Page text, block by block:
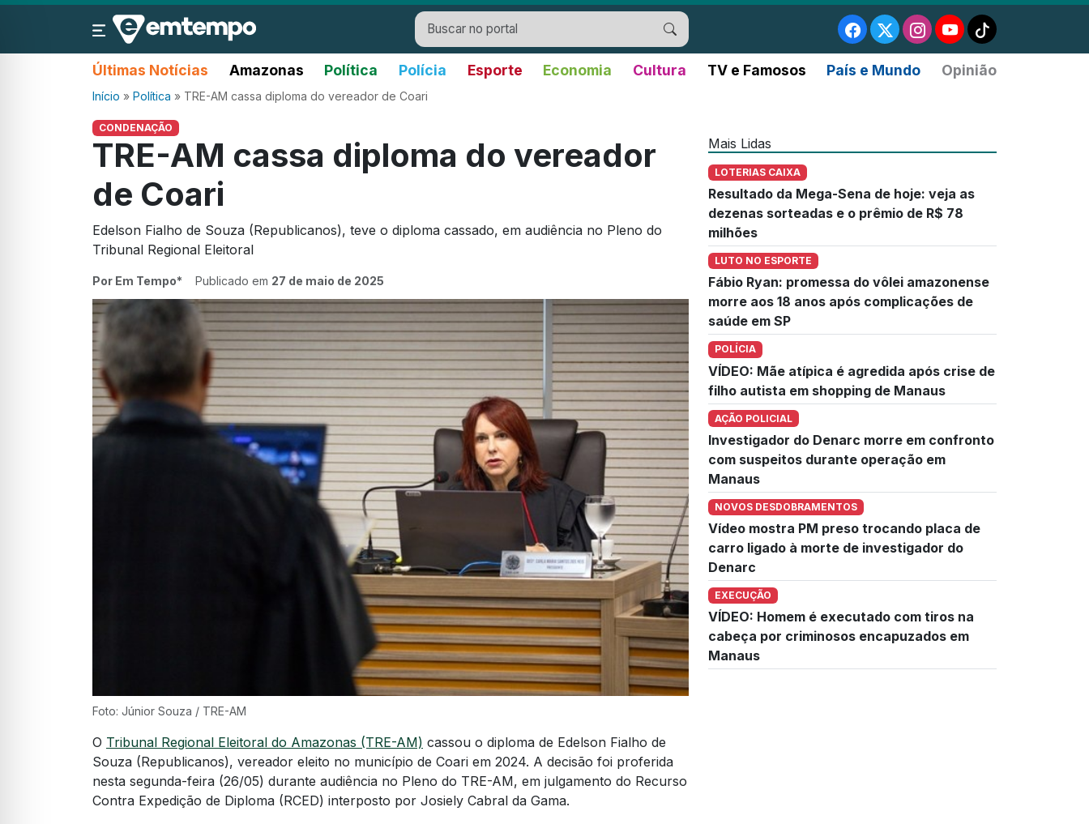
Últimas Notícias Amazonas Política Polícia Esporte Economia Cultura TV e Famosos País e Mundo Opinião
Início » Política » TRE-AM cassa diploma do vereador de Coari
CONDENAÇÃO
TRE-AM cassa diploma do vereador
de Coari
Edelson Fialho de Souza (Republicanos), teve o diploma cassado, em audiência no Pleno do
Tribunal Regional Eleitoral
Por Em Tempo* Publicado em 27 de maio de 2025
Foto: Júnior Souza / TRE-AM
O Tribunal Regional Eleitoral do Amazonas (TRE-AM) cassou o diploma de Edelson Fialho de
Souza (Republicanos), vereador eleito no município de Coari em 2024. A decisão foi proferida
nesta segunda-feira (26/05) durante audiência no Pleno do TRE-AM, em julgamento do Recurso
Contra Expedição de Diploma (RCED) interposto por Josiely Cabral da Gama.
Mais Lidas
LOTERIAS CAIXA
Resultado da Mega-Sena de hoje: veja as
dezenas sorteadas e o prêmio de R$ 78
milhões
LUTO NO ESPORTE
Fábio Ryan: promessa do vôlei amazonense
morre aos 18 anos após complicações de
saúde em SP
POLÍCIA
VÍDEO: Mãe atípica é agredida após crise de
filho autista em shopping de Manaus
AÇÃO POLICIAL
Investigador do Denarc morre em confronto
com suspeitos durante operação em
Manaus
NOVOS DESDOBRAMENTOS
Vídeo mostra PM preso trocando placa de
carro ligado à morte de investigador do
Denarc
EXECUÇÃO
VÍDEO: Homem é executado com tiros na
cabeça por criminosos encapuzados em
Manaus